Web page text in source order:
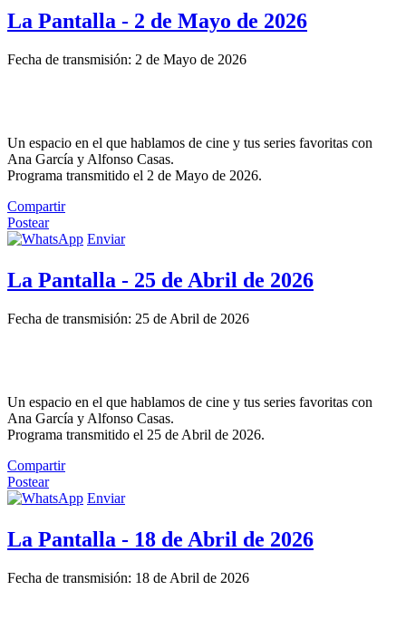
La Pantalla - 2 de Mayo de 2026
Fecha de transmisión: 2 de Mayo de 2026
Un espacio en el que hablamos de cine y tus series favoritas con
Ana García y Alfonso Casas.
Programa transmitido el 2 de Mayo de 2026.
Compartir
Postear
Enviar
La Pantalla - 25 de Abril de 2026
Fecha de transmisión: 25 de Abril de 2026
Un espacio en el que hablamos de cine y tus series favoritas con
Ana García y Alfonso Casas.
Programa transmitido el 25 de Abril de 2026.
Compartir
Postear
Enviar
La Pantalla - 18 de Abril de 2026
Fecha de transmisión: 18 de Abril de 2026